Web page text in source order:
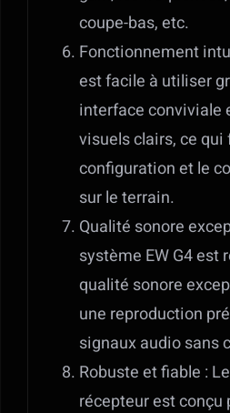
coupe-bas, etc.
Fonctionnement
est facile à utiliser
interface conviviale
visuels clairs, ce
configuration et le
sur le terrain.
Qualité sonore
système EW G4 est
qualité sonore
une reproduction
signaux audio sans
Robuste et fiable :
récepteur est conçu